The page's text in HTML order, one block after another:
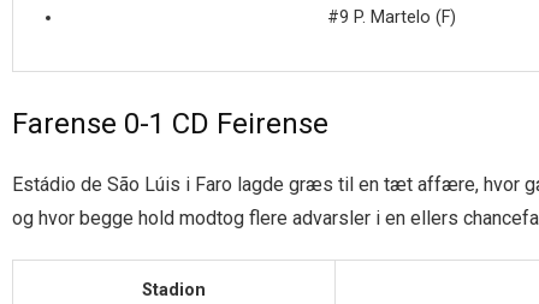
#9 P. Martelo (F)
Farense 0-1 CD Feirense
Estádio de São Lúis i Faro lagde græs til en tæt affære, hvor
og hvor begge hold modtog flere advarsler i en ellers
Stadion